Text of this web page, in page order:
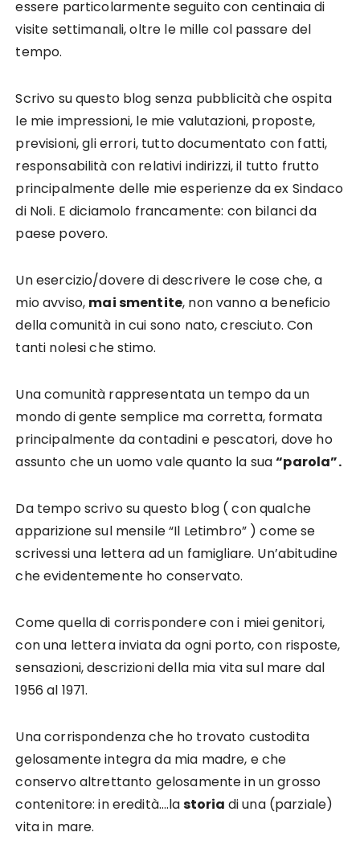
essere particolarmente seguito con centinaia di
visite settimanali, oltre le mille col passare del
tempo.
Scrivo su questo blog senza pubblicità che ospita
le mie impressioni, le mie valutazioni, proposte,
previsioni, gli errori, tutto documentato con fatti,
responsabilità con relativi indirizzi, il tutto frutto
principalmente delle mie esperienze da ex Sindaco
di Noli. E diciamolo francamente: con bilanci da
paese povero.
Un esercizio/dovere di descrivere le cose che, a
mio avviso, mai smentite, non vanno a beneficio
della comunità in cui sono nato, cresciuto. Con
tanti nolesi che stimo.
Una comunità rappresentata un tempo da un
mondo di gente semplice ma corretta, formata
principalmente da contadini e pescatori, dove ho
assunto che un uomo vale quanto la sua“parola”.
Da tempo scrivo su questo blog ( con qualche
apparizione sul mensile “Il Letimbro” ) come se
scrivessi una lettera ad un famigliare. Un’abitudine
che evidentemente ho conservato.
Come quella di corrispondere con i miei genitori,
con una lettera inviata da ogni porto, con risposte,
sensazioni, descrizioni della mia vita sul mare dal
1956 al 1971.
Una corrispondenza che ho trovato custodita
gelosamente integra da mia madre, e che
conservo altrettanto gelosamente in un grosso
contenitore: in eredità….lastoria di una (parziale)
vita in mare.